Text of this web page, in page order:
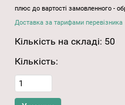
плюс до вартості замовленного -
Доставка за тарифами перевізника
Кількість на складі: 50
Кількість: